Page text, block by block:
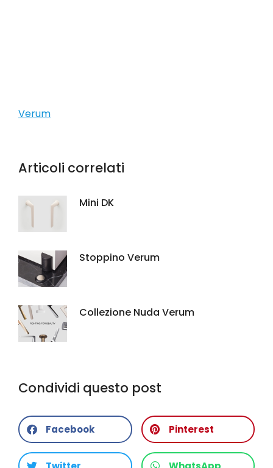
Verum
Articoli correlati
Mini DK
Stoppino Verum
Collezione Nuda Verum
Condividi questo post
Facebook Pinterest